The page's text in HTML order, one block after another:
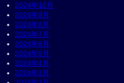
2024年10月
2024年9月
2024年8月
2024年7月
2024年6月
2024年5月
2024年4月
2024年3月